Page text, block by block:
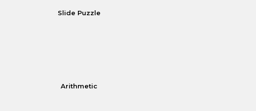
Slide Puzzle
Arithmetic